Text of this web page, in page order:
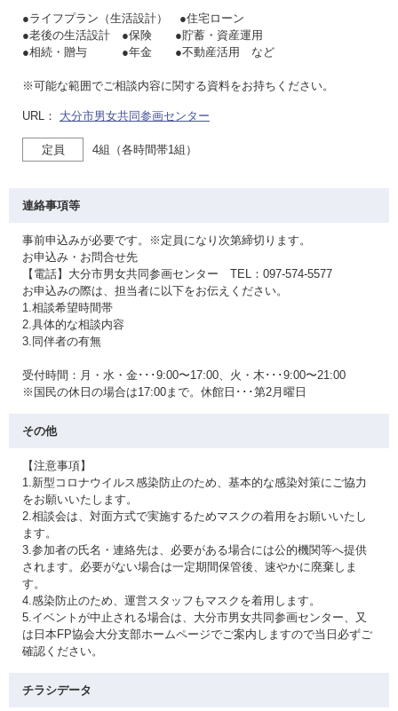
●ライフプラン（生活設計） ●住宅ローン
●老後の生活設計 ●保険 ●貯蓄・資産運用
●相続・贈与 ●年金 ●不動産活用 など
※可能な範囲でご相談内容に関する資料をお持ちください。
URL： 大分市男女共同参画センター
定員 4組（各時間帯1組）
連絡事項等
事前申込みが必要です。※定員になり次第締切ります。
お申込み・お問合せ先
【電話】大分市男女共同参画センター TEL：097-574-5577
お申込みの際は、担当者に以下をお伝えください。
1.相談希望時間帯
2.具体的な相談内容
3.同伴者の有無
受付時間：月・水・金･･･9:00〜17:00、火・木･･･9:00〜21:00
※国民の休日の場合は17:00まで。休館日･･･第2月曜日
その他
【注意事項】
1.新型コロナウイルス感染防止のため、基本的な感染対策にご協力
をお願いいたします。
2.相談会は、対面方式で実施するためマスクの着用をお願いいたし
ます。
3.参加者の氏名・連絡先は、必要がある場合には公的機関等へ提供
されます。必要がない場合は一定期間保管後、速やかに廃棄しま
す。
4.感染防止のため、運営スタッフもマスクを着用します。
5.イベントが中止される場合は、大分市男女共同参画センター、又
は日本FP協会大分支部ホームページでご案内しますので当日必ずご
確認ください。
チラシデータ